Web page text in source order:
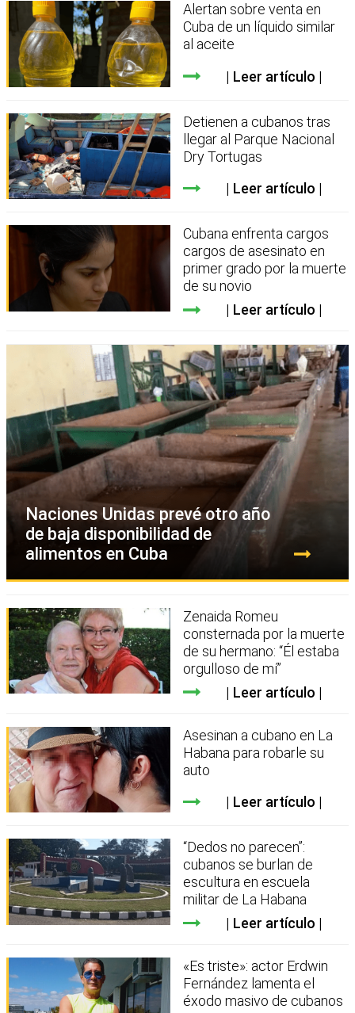
Alertan sobre venta en
Cuba de un líquido similar
al aceite
Leer artículo
Detienen a cubanos tras
llegar al Parque Nacional
Dry Tortugas
Leer artículo
Cubana enfrenta cargos
cargos de asesinato en
primer grado por la muerte
de su novio
Leer artículo
Naciones Unidas prevé otro año
de baja disponibilidad de
alimentos en Cuba
Zenaida Romeu
consternada por la muerte
de su hermano: “Él estaba
orgulloso de mí”
Leer artículo
Asesinan a cubano en La
Habana para robarle su
auto
Leer artículo
“Dedos no parecen”:
cubanos se burlan de
escultura en escuela
militar de La Habana
Leer artículo
«Es triste»: actor Erdwin
Fernández lamenta el
éxodo masivo de cubanos